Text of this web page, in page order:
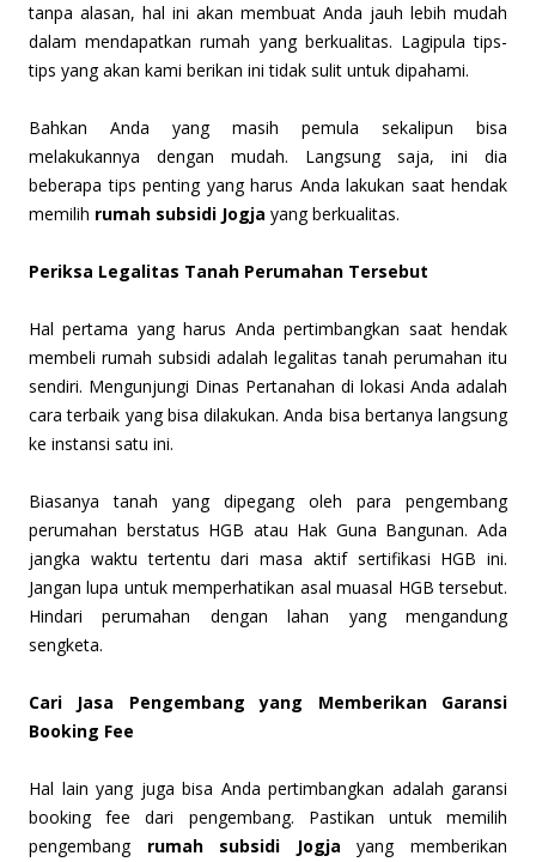
tanpa alasan, hal ini akan membuat Anda jauh lebih mudah
dalam mendapatkan rumah yang berkualitas. Lagipula tips-
tips yang akan kami berikan ini tidak sulit untuk dipahami.
Bahkan Anda yang masih pemula sekalipun bisa
melakukannya dengan mudah. Langsung saja, ini dia
beberapa tips penting yang harus Anda lakukan saat hendak
memilih rumah subsidi Jogja yang berkualitas.
Periksa Legalitas Tanah Perumahan Tersebut
Hal pertama yang harus Anda pertimbangkan saat hendak
membeli rumah subsidi adalah legalitas tanah perumahan itu
sendiri. Mengunjungi Dinas Pertanahan di lokasi Anda adalah
cara terbaik yang bisa dilakukan. Anda bisa bertanya langsung
ke instansi satu ini.
Biasanya tanah yang dipegang oleh para pengembang
perumahan berstatus HGB atau Hak Guna Bangunan. Ada
jangka waktu tertentu dari masa aktif sertifikasi HGB ini.
Jangan lupa untuk memperhatikan asal muasal HGB tersebut.
Hindari perumahan dengan lahan yang mengandung
sengketa.
Cari Jasa Pengembang yang Memberikan Garansi
Booking Fee
Hal lain yang juga bisa Anda pertimbangkan adalah garansi
booking fee dari pengembang. Pastikan untuk memilih
pengembang rumah subsidi Jogja yang memberikan